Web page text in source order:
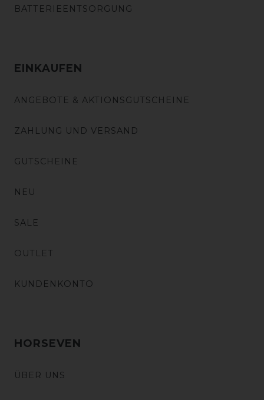
BATTERIEENTSORGUNG
EINKAUFEN
ANGEBOTE & AKTIONSGUTSCHEINE
ZAHLUNG UND VERSAND
GUTSCHEINE
NEU
SALE
OUTLET
KUNDENKONTO
HORSEVEN
ÜBER UNS